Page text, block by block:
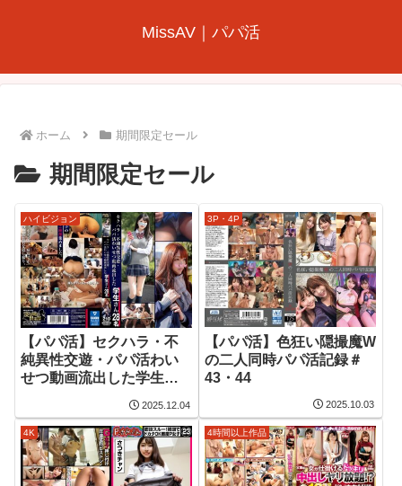
MissAV｜パパ活
ホーム 期間限定セール
期間限定セール
ハイビジョン
【パパ活】セクハラ・不
純異性交遊・パパ活わい
せつ動画流出した学生さ
2025.12.04
3P・4P
【パパ活】色狂い隠撮魔W
の二人同時パパ活記録＃
43・44
2025.10.03
4時間以上作品
4K